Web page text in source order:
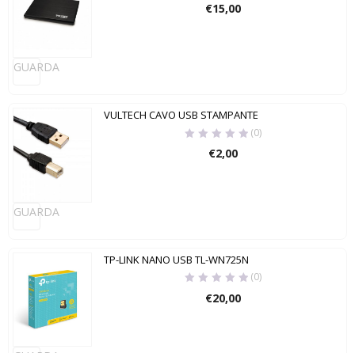
GUARDA
€15,00
GUARDA
VULTECH CAVO USB STAMPANTE
(0)
€2,00
TP-LINK NANO USB TL-WN725N
(0)
€20,00